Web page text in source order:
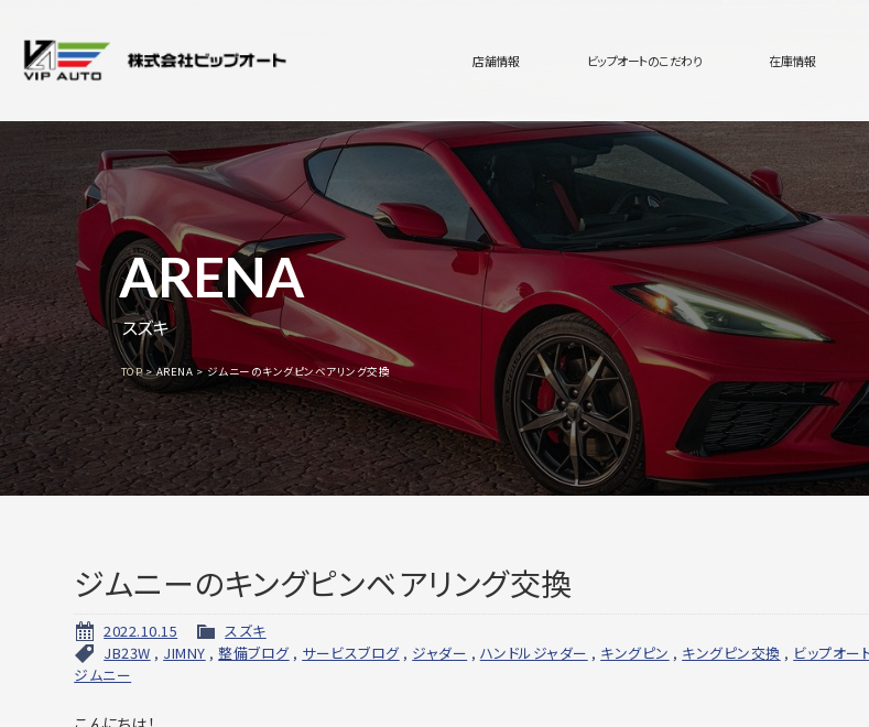
店舗情報 ビップオートのこだわり 在庫情報
ARENA
スズキ
TOP ARENA ジムニーのキングピンベアリング交換
ジムニーのキングピンベアリング交換
2022.10.15
スズキ
JB23W , JIMNY ,整備ブログ , サービスブログ , ジャダー , ハンドルジャダー , キングピン , キングピン交換 , ビップオー
ジムニー